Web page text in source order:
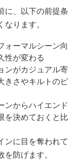
に、以下の前提条
ります。
ォーマルシーン向
性が変わる
ンがカジュアル寄
きさやキルトのピ
ンからハイエンド
を決めておくと比
ンに目を奪われて
防げます。